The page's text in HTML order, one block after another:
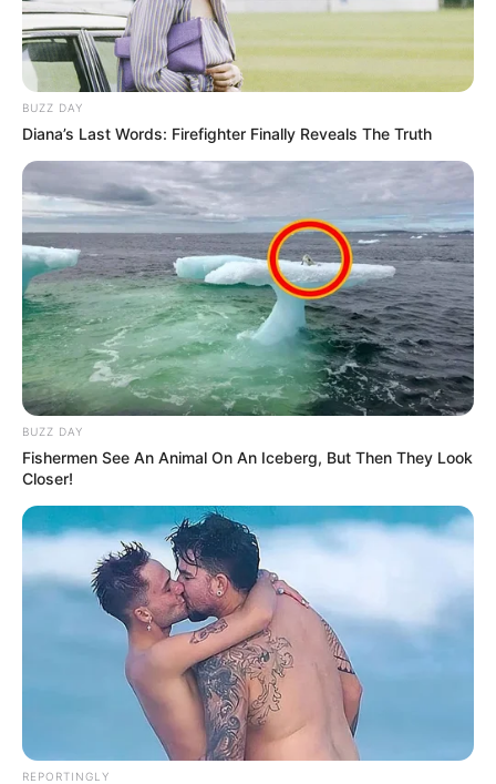
Participe do nosso grupo do
WhatsApp!
Fique informado em tempo real sobre as principais
notícias de Paraguaçu Paulista e região
Clique aqui para entrar no grupo
BUZZ DAY
Diana’s Last Words: Firefighter Finally Reveals The Truth
BUZZ DAY
Fishermen See An Animal On An Iceberg, But Then They Look
Closer!
REPORTINGLY